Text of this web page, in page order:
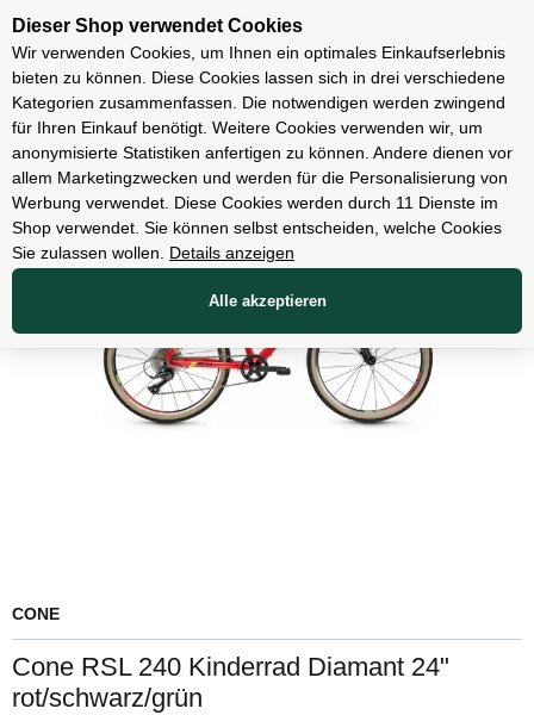
Unsere Filialen
Fahrräder
CONE
Cone RSL 240 Kinderrad Diamant 24"
rot/schwarz/grün
Dieser Shop verwendet Cookies
Wir verwenden Cookies, um Ihnen ein optimales Einkaufserlebnis
bieten zu können. Diese Cookies lassen sich in drei verschiedene
Kategorien zusammenfassen. Die notwendigen werden zwingend
für Ihren Einkauf benötigt. Weitere Cookies verwenden wir, um
anonymisierte Statistiken anfertigen zu können. Andere dienen vor
allem Marketingzwecken und werden für die Personalisierung von
Werbung verwendet. Diese Cookies werden durch 11 Dienste im
Shop verwendet. Sie können selbst entscheiden, welche Cookies
Sie zulassen wollen.
Details anzeigen
Alle akzeptieren